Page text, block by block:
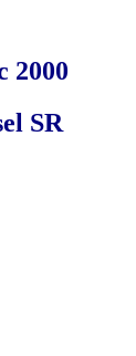
2000
SR